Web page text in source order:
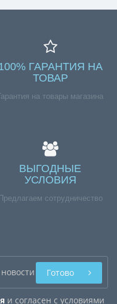
ГАРАНТИЯ НА
ТОВАР
на товары магазина
ВЫГОДНЫЕ
УСЛОВИЯ
Предлагаем сотрудничество
и согласен с условиями
Готово